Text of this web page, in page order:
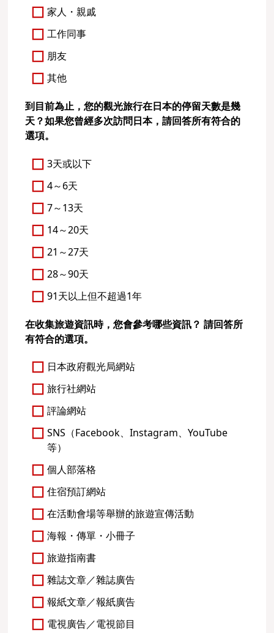
家人・親戚
工作同事
朋友
其他
到目前為止，您的觀光旅行在日本的停留天數是幾
天？如果您曾經多次訪問日本，請回答所有符合的
選項。
3天或以下
4～6天
7～13天
14～20天
21～27天
28～90天
91天以上但不超過1年
在收集旅遊資訊時，您會參考哪些資訊？ 請回答所
有符合的選項。
日本政府觀光局網站
旅行社網站
評論網站
SNS（Facebook、Instagram、YouTube
等）
個人部落格
住宿預訂網站
在活動會場等舉辦的旅遊宣傳活動
海報・傳單・小冊子
旅遊指南書
雜誌文章／雜誌廣告
報紙文章／報紙廣告
電視廣告／電視節目